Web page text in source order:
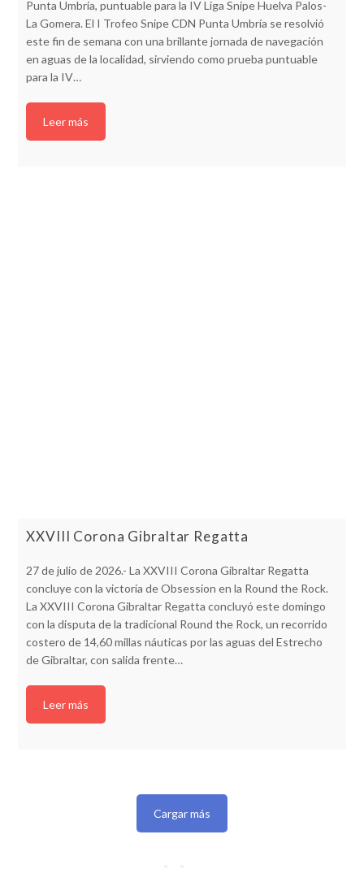
Punta Umbría, puntuable para la IV Liga Snipe Huelva Palos-
La Gomera. El I Trofeo Snipe CDN Punta Umbría se resolvió
este fin de semana con una brillante jornada de navegación
en aguas de la localidad, sirviendo como prueba puntuable
para la IV…
Leer más
XXVIII Corona Gibraltar Regatta
27 de julio de 2026.- La XXVIII Corona Gibraltar Regatta
concluye con la victoria de Obsession en la Round the Rock.
La XXVIII Corona Gibraltar Regatta concluyó este domingo
con la disputa de la tradicional Round the Rock, un recorrido
costero de 14,60 millas náuticas por las aguas del Estrecho
de Gibraltar, con salida frente…
Leer más
Cargar más